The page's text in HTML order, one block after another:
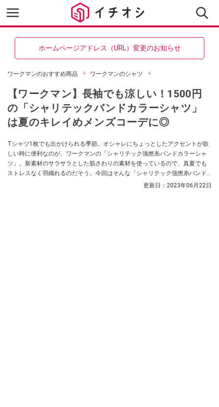
ホームページアドレス（URL）変更のお知らせ
ワークマンのおすすめ商品 ワークマンのシャツ
【ワークマン】長袖でも涼しい！1500円
の「シャリテックバンドカラーシャツ」
は夏のキレイめメンズコーデに◎
Tシャツ1枚でも出かけられる季節。オシャレにちょっとしたアクセントが欲
しい時に便利なのが、ワークマンの「シャリテック強撚糸バンドカラーシャ
ツ」。新素材のサラサラとした肌さわりの素材を使っているので、真夏でも
ストレスなく羽織れるのだそう。今回はそんな「シャリテック強撚糸バンド
カラーシャツ」を「生地のよろず屋 ナイロンポリエステル」さんが紹介して
更新日： 2023年06月22日